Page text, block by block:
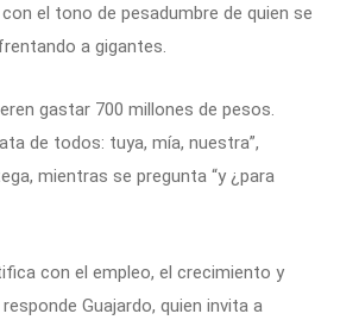
el tono de pesadumbre de quien se
a gigantes.
gastar 700 millones de pesos.
de todos: tuya, mía, nuestra”,
mientras se pregunta “y ¿para
con el empleo, el crecimiento y
Guajardo, quien invita a